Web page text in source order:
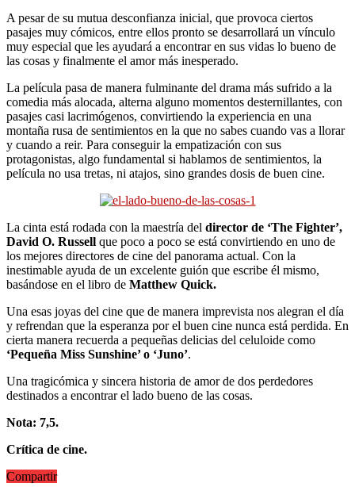
A pesar de su mutua desconfianza inicial, que provoca ciertos
pasajes muy cómicos, entre ellos pronto se desarrollará un vínculo
muy especial que les ayudará a encontrar en sus vidas lo bueno de
las cosas y finalmente el amor más inesperado.
La película pasa de manera fulminante del drama más sufrido a la
comedia más alocada, alterna alguno momentos desternillantes, con
pasajes casi lacrimógenos, convirtiendo la experiencia en una
montaña rusa de sentimientos en la que no sabes cuando vas a llorar
y cuando a reir. Para conseguir la empatización con sus
protagonistas, algo fundamental si hablamos de sentimientos, la
película no usa tretas, ni atajos, sino grandes dosis de buen cine.
La cinta está rodada con la maestría del director de ‘The Fighter’,
David O. Russell que poco a poco se está convirtiendo en uno de
los mejores directores de cine del panorama actual. Con la
inestimable ayuda de un excelente guión que escribe él mismo,
basándose en el libro de Matthew Quick.
Una esas joyas del cine que de manera imprevista nos alegran el día
y refrendan que la esperanza por el buen cine nunca está perdida. En
cierta manera recuerda a pequeñas delicias del celuloide como
‘Pequeña Miss Sunshine’ o ‘Juno’.
Una tragicómica y sincera historia de amor de dos perdedores
destinados a encontrar el lado bueno de las cosas.
Nota: 7,5.
Crítica de cine.
Compartir